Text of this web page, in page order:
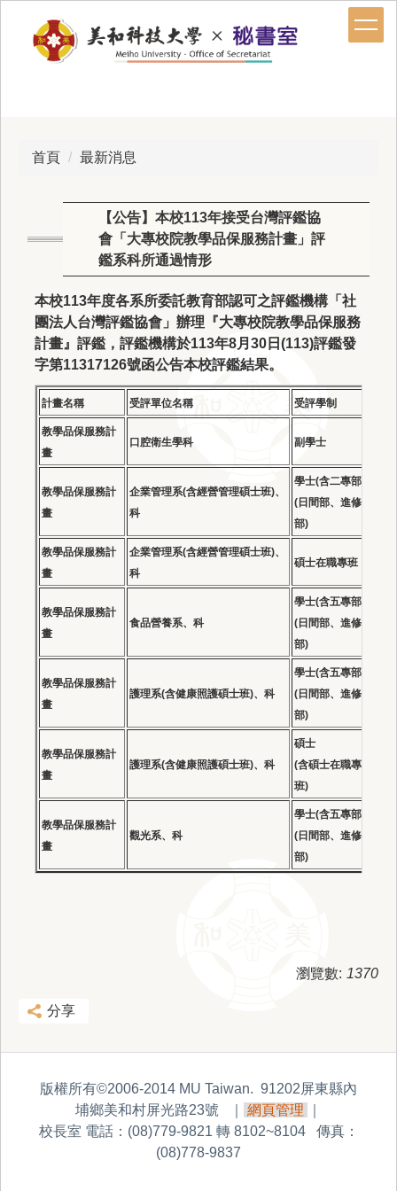
首頁
最新消息
【公告】本校113年接受台灣評鑑協
會「大專校院教學品保服務計畫」評
鑑系科所通過情形
本校113年度各系所委託教育部認可之評鑑機構 「 社
團法人台灣評鑑協會 」 辦理 『大專校院教學品保服務
計畫 』評鑑，評鑑機構於113年8月30 日 (113)評鑑發
字第11317126號函公告本校評鑑結果。
計畫名稱 受評單位名稱 受評學制
教學品保服務計
畫
口腔衛生學科 副學士
教學品保服務計
畫
企業管理系(含經營管理碩士班)、
科
學士(含二專部)
(日間部、進修
部)
教學品保服務計
畫
企業管理系(含經營管理碩士班)、
科
碩士在職專班
教學品保服務計
畫
食品營養系、科
學士(含五專部)
(日間部、進修
部)
教學品保服務計
畫
護理系(含健康照護碩士班)、科
學士(含五專部)
(日間部、進修
部)
教學品保服務計
畫
護理系(含健康照護碩士班)、科
碩士
(含碩士在職專
班)
教學品保服務計
畫
觀光系、科
學士(含五專部)
(日間部、進修
部)
瀏覽數: 1370
分享
版權所有©2006-2014 MU Taiwan. 91202屏東縣內
埔鄉美和村屏光路23號
網頁管理
校長室 電話：(08)779-9821 轉 8102~8104 傳真：
(08)778-9837